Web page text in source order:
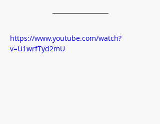
https://www.youtube.com/watch?
v=U1wrfTyd2mU